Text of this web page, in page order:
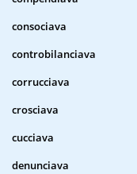
consociava
controbilanciava
corrucciava
crosciava
cucciava
denunciava